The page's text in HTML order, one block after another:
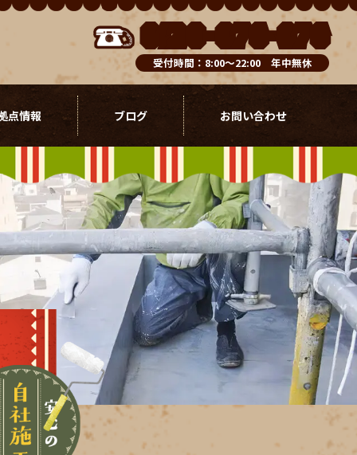
0120-076-976
受付時間：8:00～22:00 年中無休
点情報 ブログ お問い合わせ